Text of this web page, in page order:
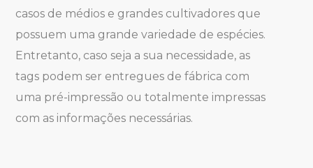
casos de médios e grandes cultivadores que
possuem uma grande variedade de espécies.
Entretanto, caso seja a sua necessidade, as
tags podem ser entregues de fábrica com
uma pré-impressão ou totalmente impressas
com as informações necessárias.